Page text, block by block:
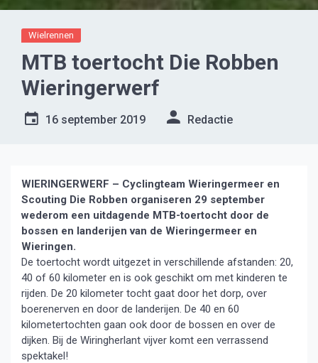
Wielrennen
MTB toertocht Die Robben
Wieringerwerf
16 september 2019 Redactie
WIERINGERWERF – Cyclingteam Wieringermeer en
Scouting Die Robben organiseren 29 september
wederom een uitdagende MTB-toertocht door de
bossen en landerijen van de Wieringermeer en
Wieringen.
De toertocht wordt uitgezet in verschillende afstanden: 20,
40 of 60 kilometer en is ook geschikt om met kinderen te
rijden. De 20 kilometer tocht gaat door het dorp, over
boerenerven en door de landerijen. De 40 en 60
kilometertochten gaan ook door de bossen en over de
dijken. Bij de Wiringherlant vijver komt een verrassend
spektakel!